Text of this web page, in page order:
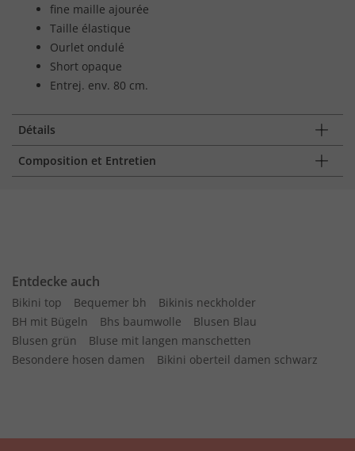
fine maille ajourée
Taille élastique
Ourlet ondulé
Short opaque
Entrej. env. 80 cm.
Détails
Composition et Entretien
Entdecke auch
Bikini top Bequemer bh
Bikinis neckholder
BH mit Bügeln
Bhs baumwolle
Blusen Blau
Blusen grün
Bluse mit langen manschetten
Besondere hosen damen
Bikini oberteil damen schwarz